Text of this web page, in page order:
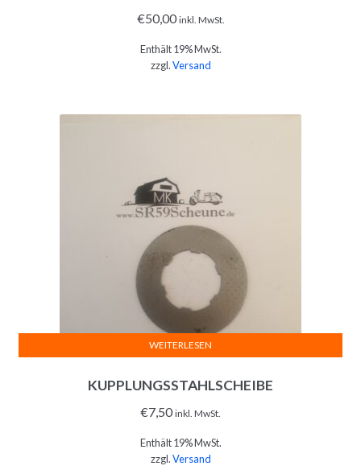
€50,00 inkl. MwSt.
Enthält 19% MwSt.
zzgl.Versand
KUPPLUNGSSTAHLSCHEIBE
€7,50 inkl. MwSt.
Enthält 19% MwSt.
zzgl.Versand
WEITERLESEN